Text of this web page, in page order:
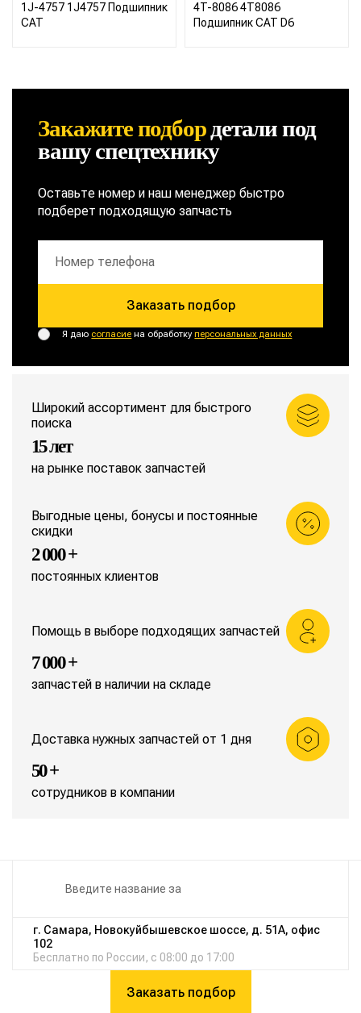
1J-4757 1J4757 Подшипник
CAT
4T-8086 4T8086
Подшипник CAT D6
Закажите подбордеталипод
вашу спецтехнику
Оставьте номер и наш менеджер быстро
подберет подходящую запчасть
Заказать подбор
Я даю согласие на обработкуперсональных данных
Широкий ассортимент для быстрого
поиска
15 лет
на рынке поставок запчастей
Выгодные цены, бонусы и постоянные
скидки
2 000 +
постоянных клиентов
Помощь в выборе подходящих запчастей
7 000 +
запчастей в наличии на складе
Доставка нужных запчастей от 1 дня
50 +
сотрудников в компании
г. Самара, Новокуйбышевское шоссе, д. 51А, офис
102
Бесплатно по России, с 08:00 до 17:00
Заказать подбор